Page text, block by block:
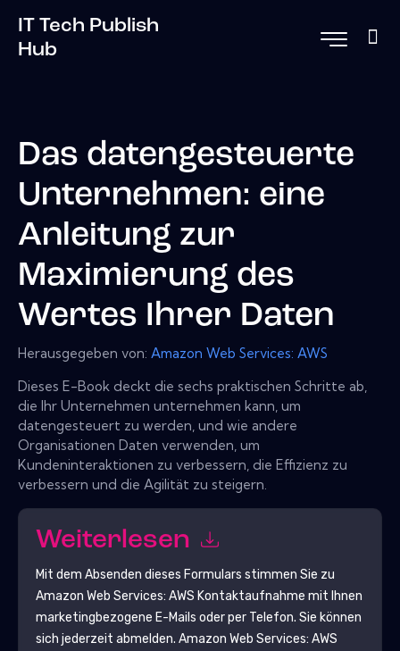
IT Tech Publish
Hub
Das datengesteuerte
Unternehmen: eine
Anleitung zur
Maximierung des
Wertes Ihrer Daten
Herausgegeben von: Amazon Web Services: AWS
Dieses E-Book deckt die sechs praktischen Schritte ab,
die Ihr Unternehmen unternehmen kann, um
datengesteuert zu werden, und wie andere
Organisationen Daten verwenden, um
Kundeninteraktionen zu verbessern, die Effizienz zu
verbessern und die Agilität zu steigern.
Weiterlesen
Mit dem Absenden dieses Formulars stimmen Sie zu
Amazon Web Services: AWS Kontaktaufnahme mit Ihnen
marketingbezogene E-Mails oder per Telefon. Sie können
sich jederzeit abmelden. Amazon Web Services: AWS